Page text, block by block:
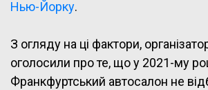
Нью-Йорку.
З огляду на ці фактори,
оголосили про те, що у 2021-му
Франкфуртський автосалон не